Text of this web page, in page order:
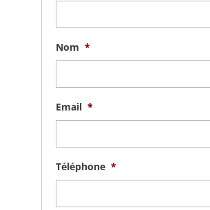
Nom *
Email *
Téléphone *